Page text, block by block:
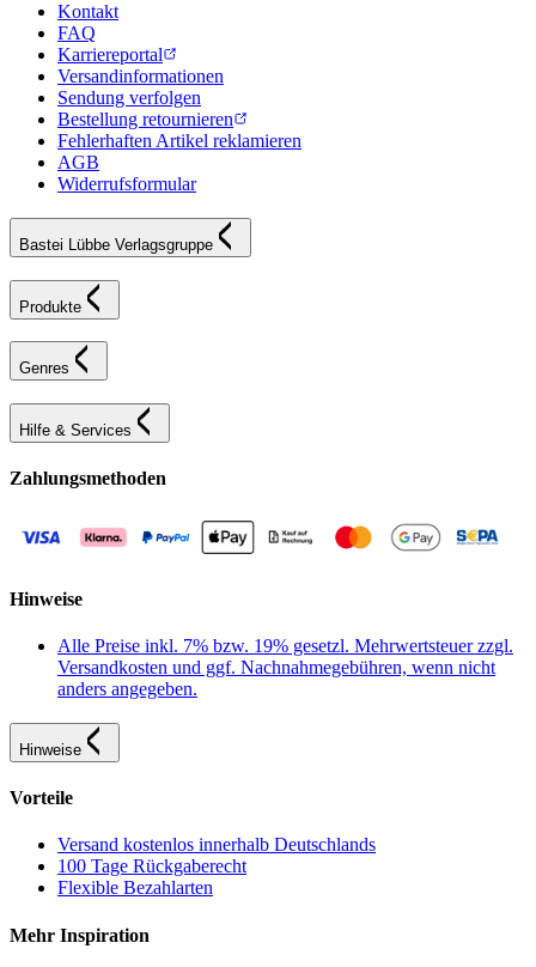
Kontakt
FAQ
Karriereportal
Versandinformationen
Sendung verfolgen
Bestellung retournieren
Fehlerhaften Artikel reklamieren
AGB
Widerrufsformular
Bastei Lübbe Verlagsgruppe
Produkte
Genres
Hilfe & Services
Zahlungsmethoden
Hinweise
Alle Preise inkl. 7% bzw. 19% gesetzl. Mehrwertsteuer zzgl.
Versandkosten und ggf. Nachnahmegebühren, wenn nicht
anders angegeben.
Hinweise
Vorteile
Versand kostenlos innerhalb Deutschlands
100 Tage Rückgaberecht
Flexible Bezahlarten
Mehr Inspiration